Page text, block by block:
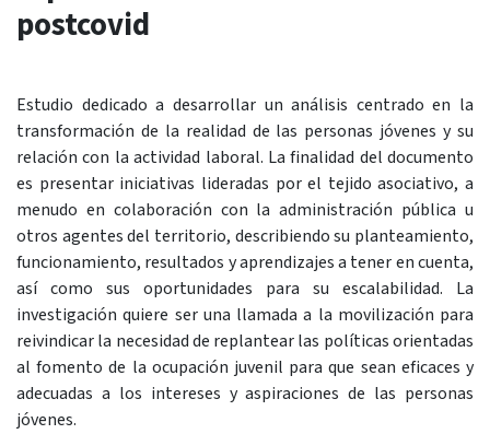
postcovid
Estudio dedicado a desarrollar un análisis centrado en la
transformación de la realidad de las personas jóvenes y su
relación con la actividad laboral. La finalidad del documento
es presentar iniciativas lideradas por el tejido asociativo, a
menudo en colaboración con la administración pública u
otros agentes del territorio, describiendo su planteamiento,
funcionamiento, resultados y aprendizajes a tener en cuenta,
así como sus oportunidades para su escalabilidad. La
investigación quiere ser una llamada a la movilización para
reivindicar la necesidad de replantear las políticas orientadas
al fomento de la ocupación juvenil para que sean eficaces y
adecuadas a los intereses y aspiraciones de las personas
jóvenes.